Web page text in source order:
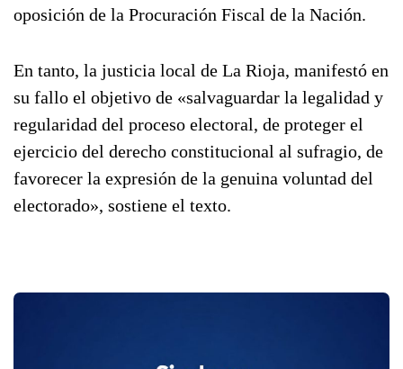
oposición de la Procuración Fiscal de la Nación.
En tanto, la justicia local de La Rioja, manifestó en
su fallo el objetivo de «salvaguardar la legalidad y
regularidad del proceso electoral, de proteger el
ejercicio del derecho constitucional al sufragio, de
favorecer la expresión de la genuina voluntad del
electorado», sostiene el texto.